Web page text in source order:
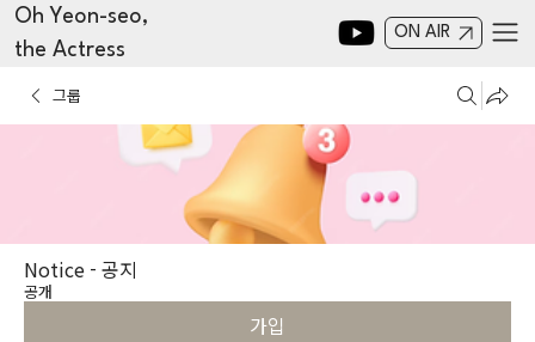
Oh Yeon-seo,
the Actress
ON AIR
그룹
Notice - 공지
공개
가입